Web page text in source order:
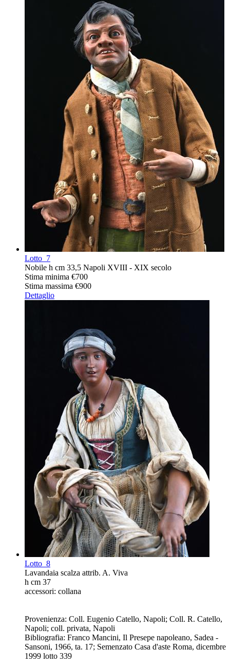
Lotto 7
Nobile h cm 33,5 Napoli XVIII - XIX secolo
Stima minima €700
Stima massima €900
Dettaglio
Lotto 8
Lavandaia scalza attrib. A. Viva
h cm 37
accessori: collana
Provenienza: Coll. Eugenio Catello, Napoli; Coll. R. Catello,
Napoli; coll. privata, Napoli
Bibliografia: Franco Mancini, Il Presepe napoleano, Sadea -
Sansoni, 1966, ta. 17; Semenzato Casa d'aste Roma, dicembre
1999 lotto 339